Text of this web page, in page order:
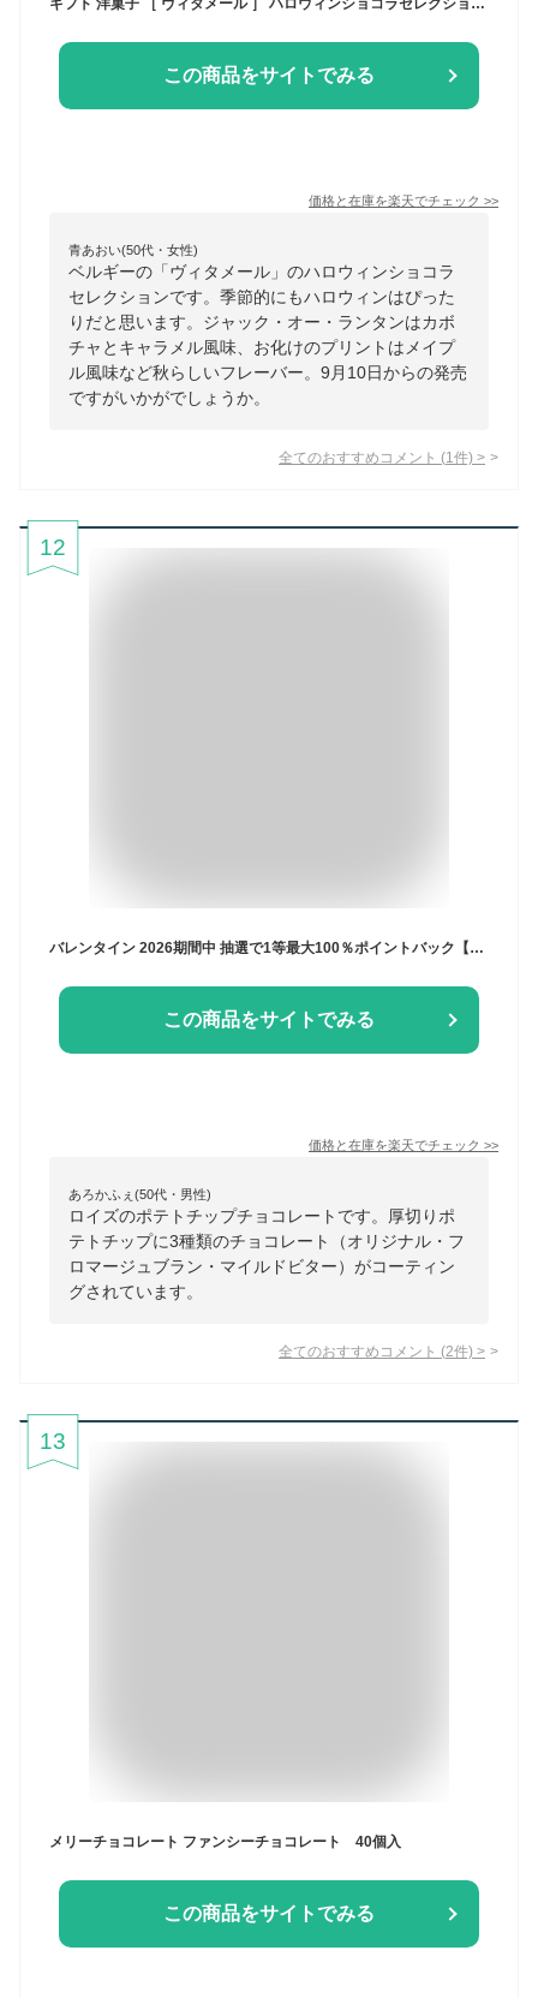
ギフト 洋菓子 ［ ヴィタメール ］ ハロウィンショコラセレクション 5個入 ｜約3-10日でのお届け※沖縄・離島へは届不可(A)
この商品をサイトでみる
価格と在庫を楽天でチェック >>
青あおい(50代・女性)
ベルギーの「ヴィタメール」のハロウィンショコラ
セレクションです。季節的にもハロウィンはぴった
りだと思います。ジャック・オー・ランタンはカボ
チャとキャラメル風味、お化けのプリントはメイプ
ル風味など秋らしいフレーバー。9月10日からの発売
ですがいかがでしょうか。
全てのおすすめコメント (1 件) >
12
バレンタイン 2026期間中 抽選で1等最大100％ポイントバック【公式】 ROYCE’ ロイズ ポテトチップチョコレート[3種詰合せ] ポテチ ポテチチョコ ギフト お菓子
この商品をサイトでみる
価格と在庫を楽天でチェック >>
あろかふぇ(50代・男性)
ロイズのポテトチップチョコレートです。厚切りポ
テトチップに3種類のチョコレート（オリジナル・フ
ロマージュブラン・マイルドビター）がコーティン
グされています。
全てのおすすめコメント (2件) >
13
メリーチョコレート ファンシーチョコレート 40個入
この商品をサイトでみる